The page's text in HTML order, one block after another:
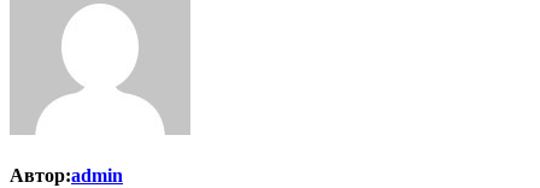
Автор:admin